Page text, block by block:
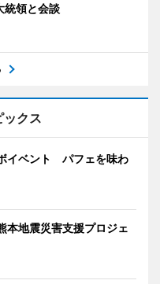
統領と会談
ックス
イベント パフェを味わ
本地震災害支援プロジェ